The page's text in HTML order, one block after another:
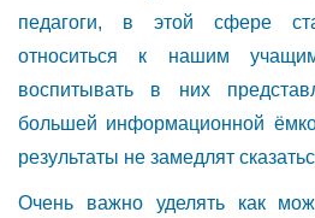
педагоги, в этой сфере
относиться к нашим
воспитывать в них
большей информационной
результаты не замедлят
Очень важно уделять как